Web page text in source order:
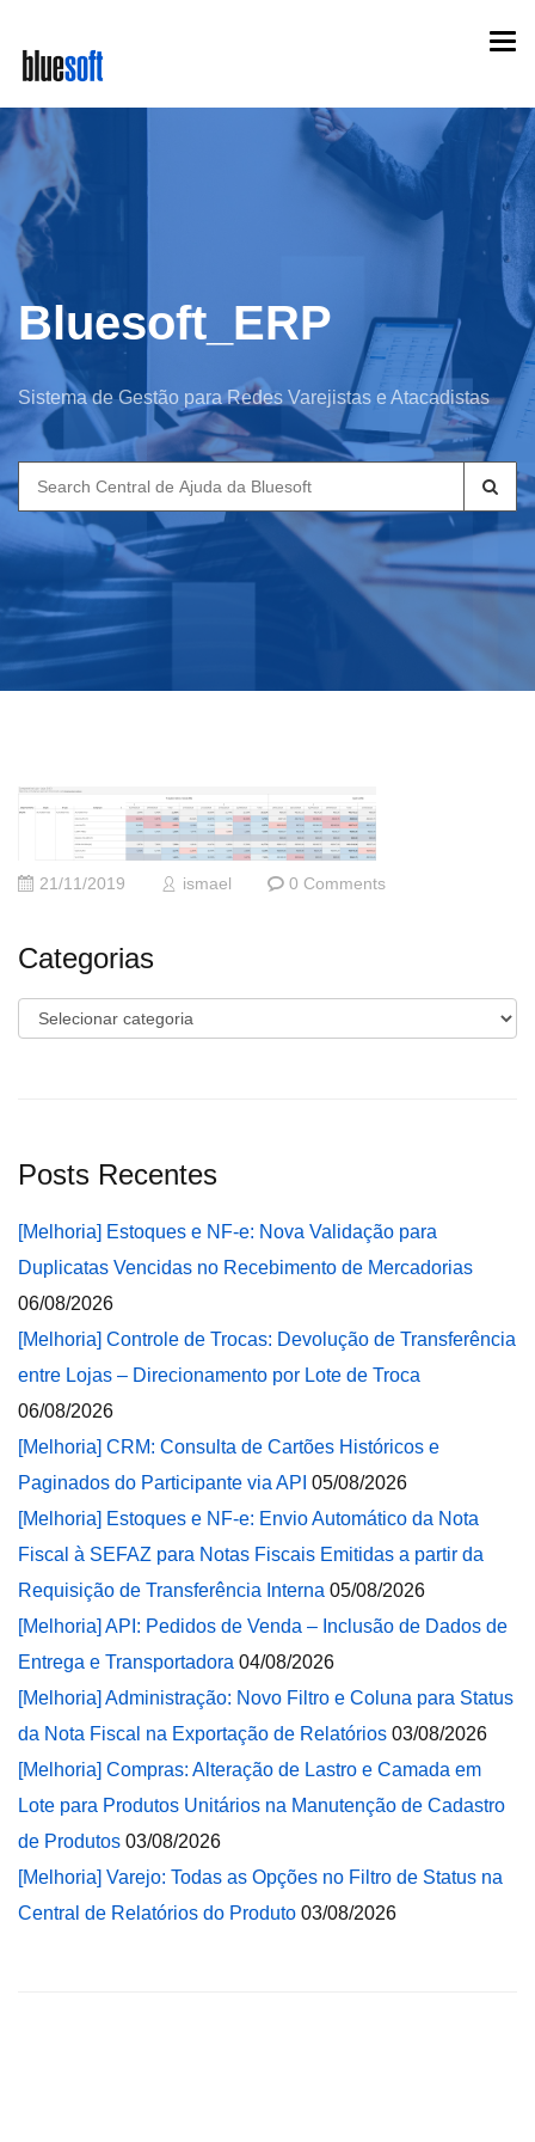
main
content
Bluesoft_ERP
Sistema de Gestão para Redes Varejistas e Atacadistas
Search
for:
21/11/2019 ismael 0 Comments
Categorias
Categorias
Posts Recentes
[Melhoria] Estoques e NF-e: Nova Validação para
Duplicatas Vencidas no Recebimento de Mercadorias
06/08/2026
[Melhoria] Controle de Trocas: Devolução de Transferência
entre Lojas – Direcionamento por Lote de Troca
06/08/2026
[Melhoria] CRM: Consulta de Cartões Históricos e
Paginados do Participante via API 05/08/2026
[Melhoria] Estoques e NF-e: Envio Automático da Nota
Fiscal à SEFAZ para Notas Fiscais Emitidas a partir da
Requisição de Transferência Interna 05/08/2026
[Melhoria] API: Pedidos de Venda – Inclusão de Dados de
Entrega e Transportadora 04/08/2026
[Melhoria] Administração: Novo Filtro e Coluna para Status
da Nota Fiscal na Exportação de Relatórios 03/08/2026
[Melhoria] Compras: Alteração de Lastro e Camada em
Lote para Produtos Unitários na Manutenção de Cadastro
de Produtos 03/08/2026
[Melhoria] Varejo: Todas as Opções no Filtro de Status na
Central de Relatórios do Produto 03/08/2026